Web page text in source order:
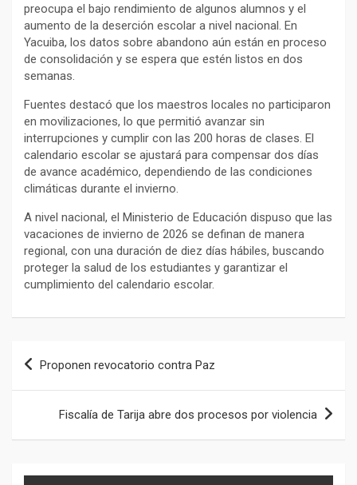
preocupa el bajo rendimiento de algunos alumnos y el
aumento de la deserción escolar a nivel nacional. En
Yacuiba, los datos sobre abandono aún están en proceso
de consolidación y se espera que estén listos en dos
semanas.
Fuentes destacó que los maestros locales no participaron
en movilizaciones, lo que permitió avanzar sin
interrupciones y cumplir con las 200 horas de clases. El
calendario escolar se ajustará para compensar dos días
de avance académico, dependiendo de las condiciones
climáticas durante el invierno.
A nivel nacional, el Ministerio de Educación dispuso que las
vacaciones de invierno de 2026 se definan de manera
regional, con una duración de diez días hábiles, buscando
proteger la salud de los estudiantes y garantizar el
cumplimiento del calendario escolar.
Navegación
entradas
Proponen revocatorio contra Paz
Fiscalía de Tarija abre dos procesos por violencia